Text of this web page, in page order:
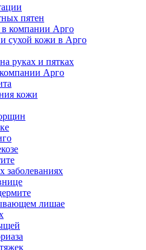
пятен
в компании Арго
сухой кожи в Арго
руках и пятках
Арго
кожи
лишае